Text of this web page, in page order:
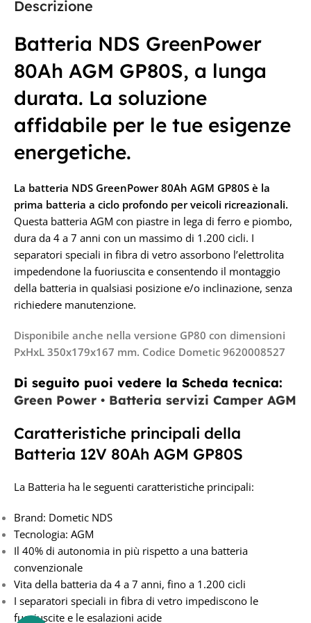
Descrizione
Batteria NDS GreenPower
80Ah AGM GP80S, a lunga
durata. La soluzione
affidabile per le tue esigenze
energetiche.
La batteria NDS GreenPower 80Ah AGM GP80S è la
prima batteria a ciclo profondo per veicoli ricreazionali.
Questa batteria AGM con piastre in lega di ferro e piombo,
dura da 4 a 7 anni con un massimo di 1.200 cicli. I
separatori speciali in fibra di vetro assorbono l’elettrolita
impedendone la fuoriuscita e consentendo il montaggio
della batteria in qualsiasi posizione e/o inclinazione, senza
richiedere manutenzione.
Disponibile anche nella versione GP80 con dimensioni
PxHxL 350x179x167 mm. Codice Dometic 9620008527
Di seguito puoi vedere la Scheda tecnica:
Green Power • Batteria servizi Camper AGM
Caratteristiche principali della
Batteria 12V 80Ah AGM GP80S
La Batteria ha le seguenti caratteristiche principali:
Brand: Dometic NDS
Tecnologia: AGM
Il 40% di autonomia in più rispetto a una batteria
convenzionale
Vita della batteria da 4 a 7 anni, fino a 1.200 cicli
I separatori speciali in fibra di vetro impediscono le
fuoriuscite e le esalazioni acide
CAPACITÀ IN AH
104Ah
12V
CAPACITÀ IN AH
100A
TENSIONE IN VOLT